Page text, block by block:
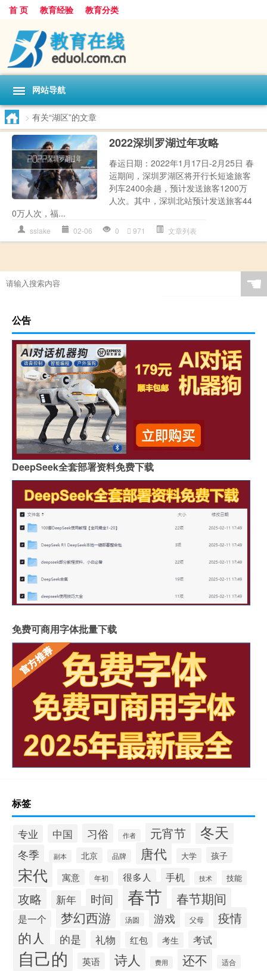
首 页 教育经验 教育分类
网站导航
> 有关“湖区”的文章
2022深圳罗湖过年攻略
春运日期：2022年1月17日-2月25日 春
运期间，深圳罗湖区将开行长短途旅客
列车2400余趟，预计发送旅客1200万
人次。其中，深圳北站预计发送旅客44
0万人次，福...
sslake 02-06 0 971 文章列表
☚
公告
DeepSeek全套部署资料免费下载
免费可商用字体批量下载
标签
专业 中国 习俗 作者 元宵节 冬天
冬季 副本 北京 品牌 唐代 大学 孩子
宋代 寓意 年初 很多人 手机 技术 技能
攻略 新年 时间 春节 春节期间
是一个 梦幻西游 汤圆 游戏 父母 疫情
的人 的是 礼物 红包 考生 考试
自己的 英语 诗人 费用 还不 适合